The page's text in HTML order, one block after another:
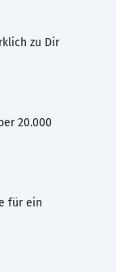
zu Dir
20.000
für ein